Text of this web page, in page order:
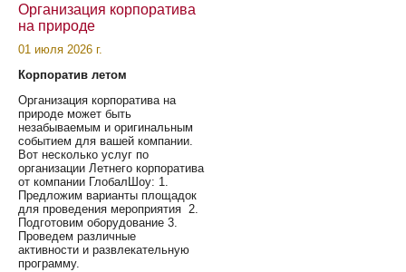
Организация корпоратива
на природе
01 июля 2026 г.
Корпоратив летом
Организация корпоратива на
природе может быть
незабываемым и оригинальным
событием для вашей компании.
Вот несколько услуг по
организации Летнего корпоратива
от компании ГлобалШоу: 1.
Предложим варианты площадок
для проведения мероприятия 2.
Подготовим оборудование 3.
Проведем различные
активности и развлекательную
программу.